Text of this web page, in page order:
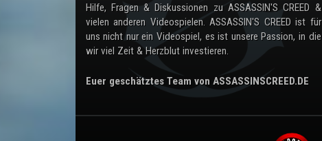
Hilfe, Fragen & Diskussionen zu ASSASSIN'S CREED &
vielen anderen Videospielen. ASSASSIN'S CREED ist für
uns nicht nur ein Videospiel, es ist unsere Passion, in die
wir viel Zeit & Herzblut investieren.
Euer geschätztes Team von ASSASSINSCREED.DE